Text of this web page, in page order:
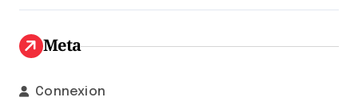
Meta
Connexion